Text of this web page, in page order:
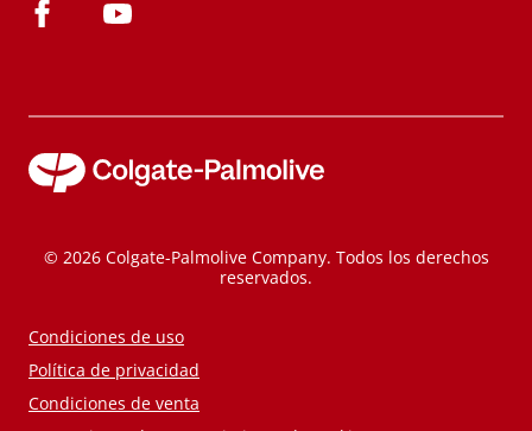
© 2026 Colgate-Palmolive Company. Todos los derechos
reservados.
Condiciones de uso
Política de privacidad
Condiciones de venta